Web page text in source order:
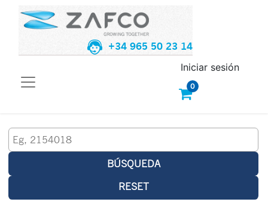
+34 965 50 23 14
0
Iniciar sesión
BÚSQUEDA
RESET